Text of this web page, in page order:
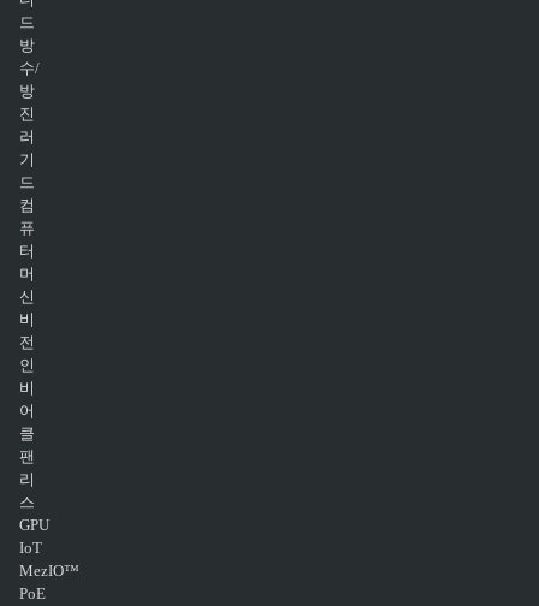
드
방
수/
방
진
러
기
드
컴
퓨
터
머
신
비
전
인
비
어
클
팬
리
스
GPU
IoT
MezIO™
PoE